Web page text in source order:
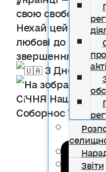
Звіти
свою свободу,
Нехай цей день
любові до
звершення та
З Днем